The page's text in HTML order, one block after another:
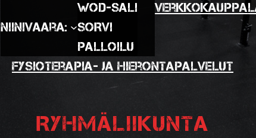
Niinivaara:
WOD-SALI
SORVI
Palloilu
Verkkokauppa
Fysioterapia- ja hierontapalvelut
Ryhmäliikunta